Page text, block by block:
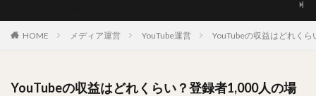
HOME メディア運営 YouTube運営 YouTubeの収益はどれく
YouTubeの収益はどれくらい？登録者1,000人の場